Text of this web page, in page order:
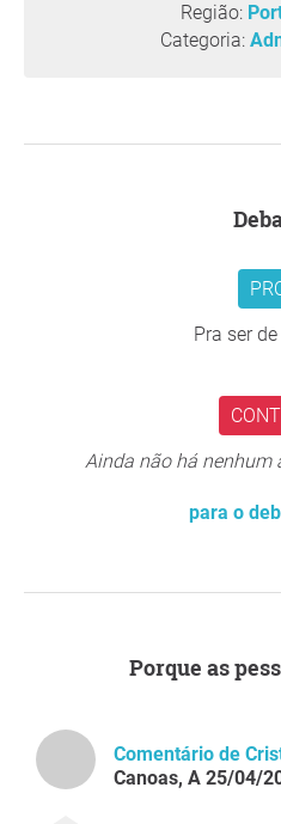
Região:
Categoria:
Pra ser
Ainda não há nenhum
para o
Porque as
Comentário de
Canoas, A 25/04/